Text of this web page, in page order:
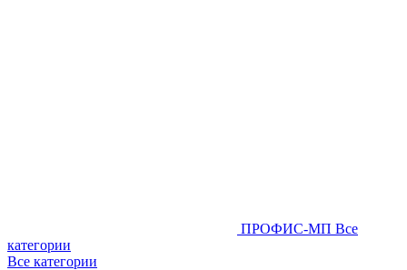
ПРОФИС-МП Все
категории
Все категории